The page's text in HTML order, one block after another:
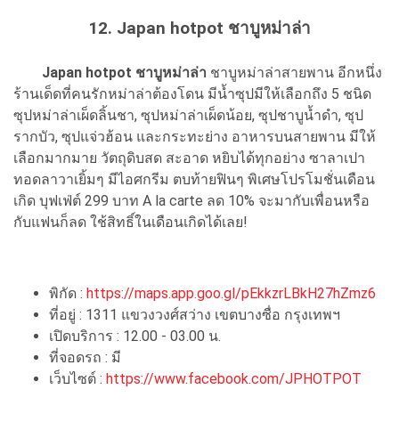
12. Japan hotpot ชาบูหม่าล่า
Japan hotpot ชาบูหม่าล่า ชาบูหม่าล่าสายพาน อีกหนึ่ง
ร้านเด็ดที่คนรักหม่าล่าต้องโดน มีน้ำซุปมีให้เลือกถึง 5 ชนิด
ซุปหม่าล่าเผ็ดลิ้นชา, ซุปหม่าล่าเผ็ดน้อย, ซุปชาบูน้ำดำ, ซุป
รากบัว, ซุปแจ่วฮ้อน และกระทะย่าง อาหารบนสายพาน มีให้
เลือกมากมาย วัตถุดิบสด สะอาด หยิบได้ทุกอย่าง ซาลาเปา
ทอดลาวาเยิ้มๆ มีไอศกรีม ตบท้ายฟินๆ พิเศษโปรโมชั่นเดือน
เกิด บุฟเฟ่ต์ 299 บาท A la carte ลด 10% จะมากับเพื่อนหรือ
กับแฟนก็ลด ใช้สิทธิ์ในเดือนเกิดได้เลย!
พิกัด : https://maps.app.goo.gl/pEkkzrLBkH27hZmz6
ที่อยู่ : 1311 แขวงวงศ์สว่าง เขตบางซื่อ กรุงเทพฯ
เปิดบริการ : 12.00 - 03.00 น.
ที่จอดรถ : มี
เว็บไซต์ : https://www.facebook.com/JPHOTPOT